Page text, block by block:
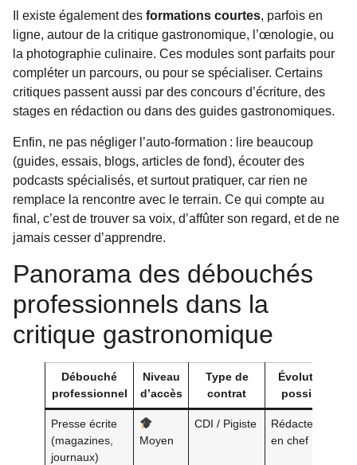
Il existe également des formations courtes, parfois en
ligne, autour de la critique gastronomique, l’œnologie, ou
la photographie culinaire. Ces modules sont parfaits pour
compléter un parcours, ou pour se spécialiser. Certains
critiques passent aussi par des concours d’écriture, des
stages en rédaction ou dans des guides gastronomiques.
Enfin, ne pas négliger l’auto-formation : lire beaucoup
(guides, essais, blogs, articles de fond), écouter des
podcasts spécialisés, et surtout pratiquer, car rien ne
remplace la rencontre avec le terrain. Ce qui compte au
final, c’est de trouver sa voix, d’affûter son regard, et de ne
jamais cesser d’apprendre.
Panorama des débouchés
professionnels dans la
critique gastronomique
Débouché
professionnel
Niveau
d’accès
Type de
contrat
Évolution
possible
Presse écrite
(magazines,
journaux)
Moyen
CDI / Pigiste
Rédacteur
en chef